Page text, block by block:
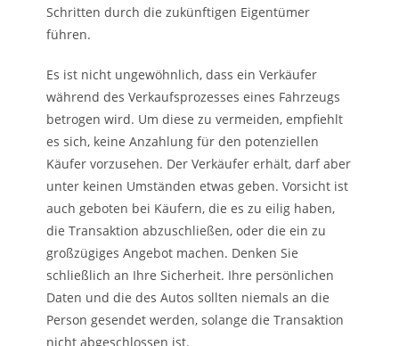
Schritten durch die zukünftigen Eigentümer
führen.
Es ist nicht ungewöhnlich, dass ein Verkäufer
während des Verkaufsprozesses eines Fahrzeugs
betrogen wird. Um diese zu vermeiden, empfiehlt
es sich, keine Anzahlung für den potenziellen
Käufer vorzusehen. Der Verkäufer erhält, darf aber
unter keinen Umständen etwas geben. Vorsicht ist
auch geboten bei Käufern, die es zu eilig haben,
die Transaktion abzuschließen, oder die ein zu
großzügiges Angebot machen. Denken Sie
schließlich an Ihre Sicherheit. Ihre persönlichen
Daten und die des Autos sollten niemals an die
Person gesendet werden, solange die Transaktion
nicht abgeschlossen ist.